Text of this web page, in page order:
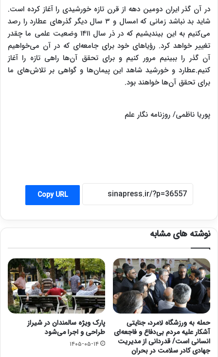
در آن گذر ایران دومین دهه از قرن تازه خورشیدی را آغاز کرده است.
شاید بد نباشد زمانی که امسال و ۳ سال دیگر گذرهای عطارد را رصد
می‌کنیم به این بیندیشیم که در ذر سال ۱۴۱۱ وضعیت علمی ما چقدر
تغییر خواهد کرد. رؤیاهای خود برای جامعه‌ای که در آن می‌خواهیم
آن گذر را ببینیم مرور کنیم و برای تحقق آن‌ها راهی تازه را آغاز
کنیم.عطارد و خورشید شاهد این پیمان‌ها و گواهی بر تلاش‌های ما
برای تحقق آن‌ها خواهند بود.
پوریا ناظمی/ روزنامه نگار علم
Copy URL
نوشته های مشابه
حمله به ورزشگاه لامرد، جنایتی
آشکار علیه مردم بی‌دفاع و فاجعه‌ای
انسانی است/ قدردانی از مدیریت
جهادی کادر سلامت در بحران
پارک ویژه سالمندان در شیراز
طراحی و اجرا می‌شود
۱۴۰۵-۰۵-۱۴